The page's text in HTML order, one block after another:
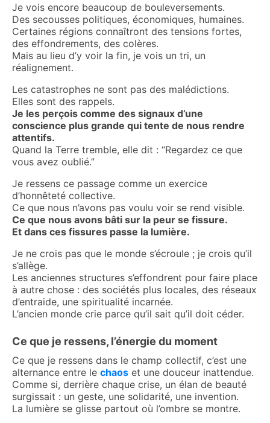
Je vois encore beaucoup de bouleversements.
Des secousses politiques, économiques, humaines.
Certaines régions connaîtront des tensions fortes,
des effondrements, des colères.
Mais au lieu d’y voir la fin, je vois un tri, un
réalignement.
Les catastrophes ne sont pas des malédictions.
Elles sont des rappels.
Je les perçois comme des signaux d’une
conscience plus grande qui tente de nous rendre
attentifs.
Quand la Terre tremble, elle dit : “Regardez ce que
vous avez oublié.”
Je ressens ce passage comme un exercice
d’honnêteté collective.
Ce que nous n’avons pas voulu voir se rend visible.
Ce que nous avons bâti sur la peur se fissure.
Et dans ces fissures passe la lumière.
Je ne crois pas que le monde s’écroule ; je crois qu’il
s’allège.
Les anciennes structures s’effondrent pour faire place
à autre chose : des sociétés plus locales, des réseaux
d’entraide, une spiritualité incarnée.
L’ancien monde crie parce qu’il sait qu’il doit céder.
Ce que je ressens, l’énergie du moment
Ce que je ressens dans le champ collectif, c’est une
alternance entre le chaos et une douceur inattendue.
Comme si, derrière chaque crise, un élan de beauté
surgissait : un geste, une solidarité, une invention.
La lumière se glisse partout où l’ombre se montre.